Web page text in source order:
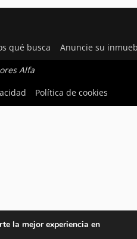
qué busca Anuncie su
Alfa
Política de cookies
la mejor experiencia en